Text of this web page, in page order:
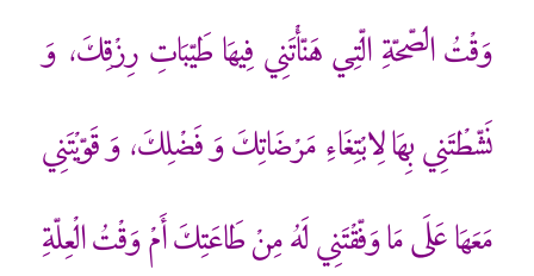
وَقْتُ الصّحّةِ الّتِي هَنّأْتَنِي فِيهَا طَيّبَاتِ رِزْقِكَ، وَ
نَشّطْتَنِي بِهَا لِابْتِغَاءِ مَرْضَاتِكَ وَ فَضْلِكَ، وَ قَوّيْتَنِي
مَعَهَا عَلَى مَا وَفّقْتَنِي لَهُ مِنْ طَاعَتِكَ‏ أَمْ وَقْتُ الْعِلّةِ